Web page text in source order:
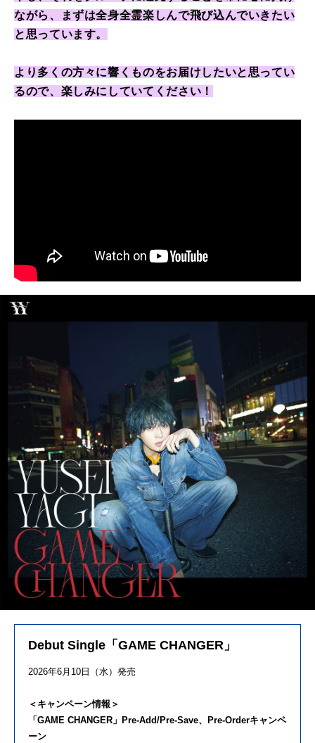
ながら、まずは全身全霊楽しんで飛び込んでいきたい
と思っています。
より多くの方々に響くものをお届けしたいと思ってい
るので、楽しみにしていてください！
Debut Single「GAME CHANGER」
2026年6月 10 日（水）発売
＜キャンペーン情報＞
「GAME CHANGER」Pre-Add/Pre-Save、Pre-Orderキャンペ
ーン